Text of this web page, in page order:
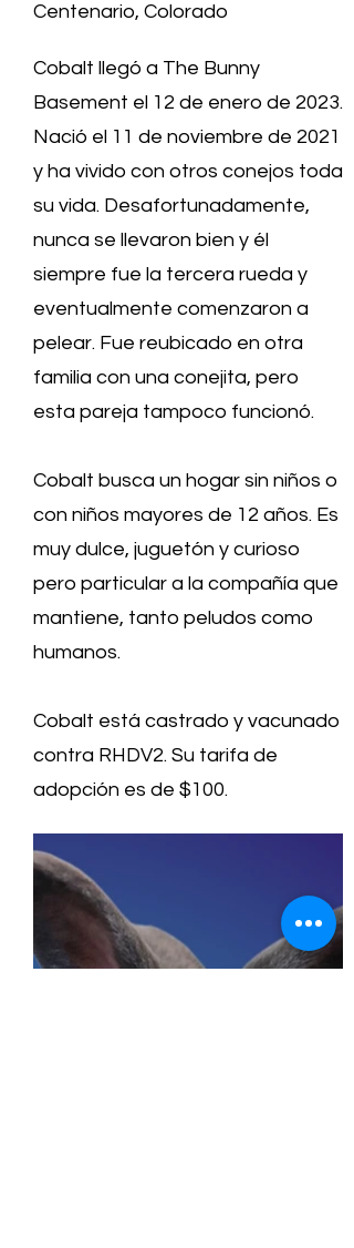
Centenario, Colorado
Cobalt llegó a The Bunny
Basement el 12 de enero de 2023.
Nació el 11 de noviembre de 2021
y ha vivido con otros conejos toda
su vida. Desafortunadamente,
nunca se llevaron bien y él
siempre fue la tercera rueda y
eventualmente comenzaron a
pelear. Fue reubicado en otra
familia con una conejita, pero
esta pareja tampoco funcionó.
Cobalt busca un hogar sin niños o
con niños mayores de 12 años. Es
muy dulce, juguetón y curioso
pero particular a la compañía que
mantiene, tanto peludos como
humanos.
Cobalt está castrado y vacunado
contra RHDV2. Su tarifa de
adopción es de $100.